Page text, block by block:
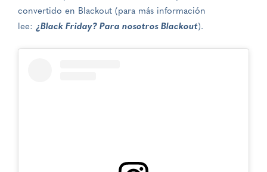
convertido en Blackout (para más información
lee: ¿Black Friday? Para nosotros Blackout).